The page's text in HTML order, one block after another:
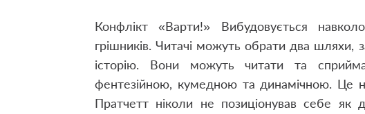
Конфлікт «Варти!» Вибудовується
грішників. Читачі можуть обрати два шляхи,
історію. Вони можуть читати та
фентезійною, кумедною та динамічною. Це
Пратчетт ніколи не позиціонував себе як